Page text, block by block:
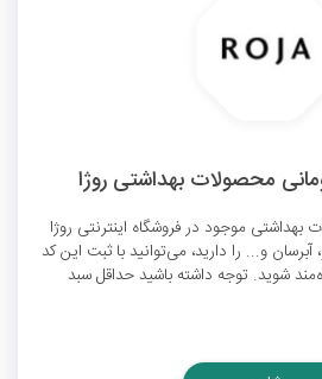
موجود در فروشگاه اینترنتی روژا
و... را دارید، می‌توانید با ثبت این کد
شوید. توجه داشته باشید حداقل سبد